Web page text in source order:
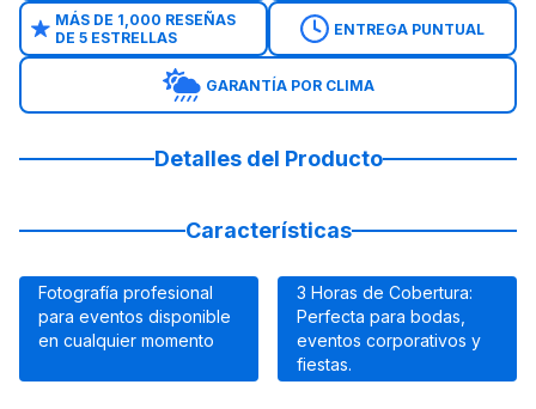
MÁS DE 1,000 RESEÑAS
DE 5 ESTRELLAS
ENTREGA PUNTUAL
GARANTÍA POR CLIMA
Detalles del Producto
Características
Fotografía profesional
para eventos disponible
en cualquier momento
3 Horas de Cobertura:
Perfecta para bodas,
eventos corporativos y
fiestas.